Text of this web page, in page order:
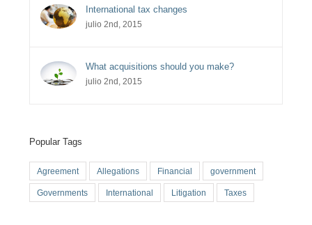
International tax changes
julio 2nd, 2015
What acquisitions should you make?
julio 2nd, 2015
Popular Tags
Agreement Allegations Financial government
Governments International Litigation Taxes